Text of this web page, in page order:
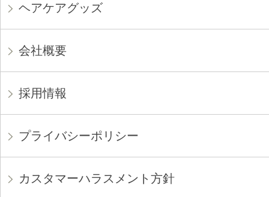
ヘアケアグッズ
会社概要
採用情報
プライバシーポリシー
カスタマーハラスメント方針